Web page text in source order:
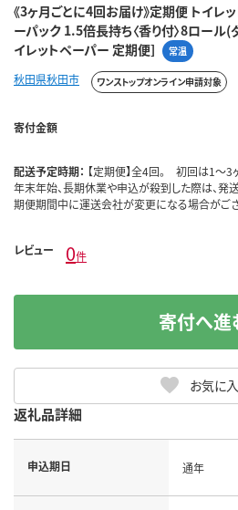
《3ヶ月ごとに4回お届け》定期便 トイレ
ーパック 1.5倍長持ち〈香り付〉8ロー
イレットペーパー 定期便]
常温
秋田県秋田市 ワンストップオンライン申請対象
寄付金額
配送予定時期： 【定期便】全4回。 初回は1～
年末年始、長期休業や申込が殺到した際は、発
期便期間中に運送会社が変更になる場合がござ
レビュー 0件
お気に
寄付へ進
返礼品詳細
申込期日 通年